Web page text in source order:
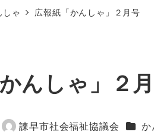
しゃ 広報紙「かんしゃ」２月号
んしゃ」２
著
諫早市社会福祉協議会 広報